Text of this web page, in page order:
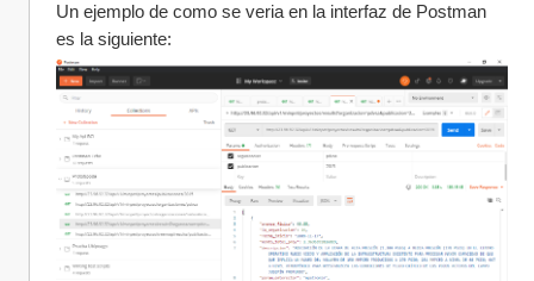
Un ejemplo de como se veria en la interfaz de Postman
es la siguiente: